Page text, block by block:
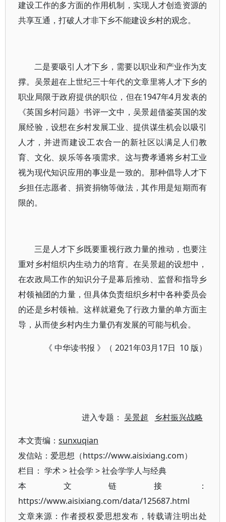
建设工作的多方面的作用机制，实现人才创造资源的
共享互通，打破人才非下乡不能建设乡村的观念。
二是要吸引人才下乡，需要以职业和产业作为支
撑。吴景超在上世纪三十年代的文章里将人才下乡的
职业局限于政府提供的职位，但在1947年4月发表的
《英国乡村问题》书评一文中，吴景超借鉴英国的发
展经验，设想在乡村发展工业、提供谋生机会以吸引
人才，并进而建设工农合一的新社区以满足人们教
育、文化、娱乐等各项需求。这与费孝通将乡村工业
视为现代知识应用的事业是一致的。那种倡导人才下
乡担任志愿者、捐资捐物等做法，其作用是短期而有
限的。
三是人才下乡既要重视行政力量的推动，也要注
重对乡村组织内生动力的培育。在吴景超的设想中，
在农政局工作的知识分子是幕后推动、监督和指导乡
村领袖团的力量，但具体负责组织乡村中各种委员会
的还是乡村领袖。这样就避免了行政力量的单方面主
导，从而使乡村内生力量仍有发展的可能与机会。
《 中华读书报 》（ 2021年03月17日 10 版）
进入专题：吴景超 乡村振兴战略
本文责编： sunxuqian
发信站：爱思想（https://www.aisixiang.com）
栏目： 学术>社会学 >社会学学人与经典
本文链接：
https://www.aisixiang.com/data/125687.html
文章来源：作者授权爱思想发布，转载请注明出处